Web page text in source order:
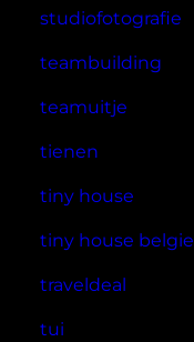
studiofotografie
teambuilding
teamuitje
tienen
tiny house
tiny house belgie
traveldeal
tui